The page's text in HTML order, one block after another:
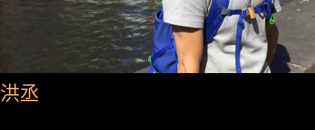
洪丞